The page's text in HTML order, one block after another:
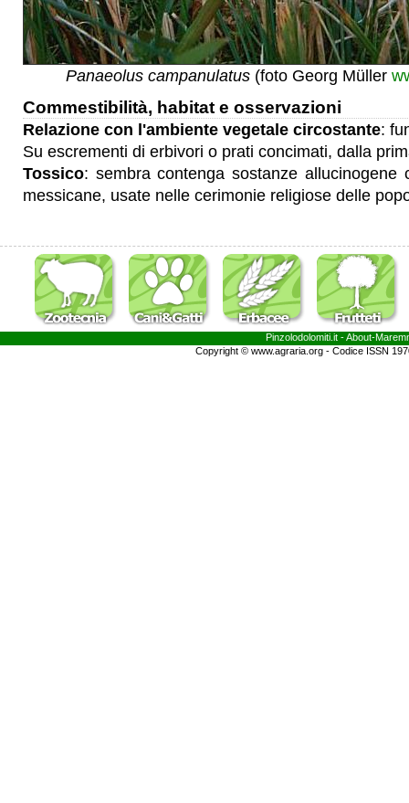
Panaeolus campanulatus(foto Georg Müller
Commestibilità, habitat e osservazioni
Relazione con l'ambiente vegetale circostante:
Su escrementi di erbivori o prati concimati, dalla
Tossico: sembra contenga sostanze allucinogene
messicane, usate nelle cerimonie religiose delle
Pinzolodolomiti.it - About-
Copyright © www.agraria.org - Codice ISSN